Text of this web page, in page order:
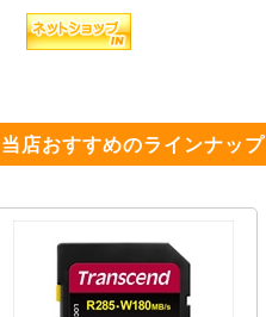
当店おすすめのラインナップ